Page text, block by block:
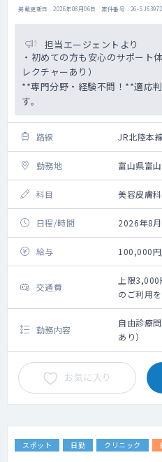
掲載更新日 : 2026年08月06日 案件番号 : 26-
担当エージェントより
・初めての方も安心のサポート
レクチャーあり）
**専門分野・経験不問！**適応
す。
路線 JR北陸本線
勤務地 富山県富
科目 美容皮膚
日程/時間 2026年8
給与 100,000円
交通費
上限
のご利用
クシー利
勤務内容
自由診療
あり）
お気に入り
スポット 日勤 クリニック